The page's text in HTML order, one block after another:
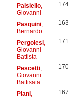
Paisiello,
Giovanni
Pasquini,
Bernardo
Pergolesi,
Giovanni
Battista
Pescetti,
Giovanni
Battisata
Piani,